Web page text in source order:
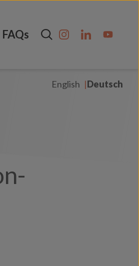
FAQs
English Deutsch